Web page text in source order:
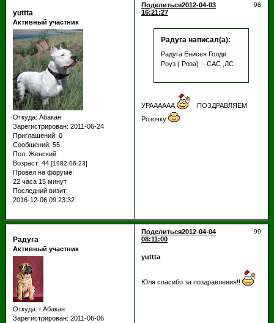
Поделиться 98
2012-04-03
16:21:27
yuttta
Активный участник
Откуда: Абакан
Зарегистрирован: 2011-06-24
Приглашений: 0
Сообщений: 55
Пол: Женский
Возраст: 44 [1982-06-23]
Провел на форуме:
22 часа 15 минут
Последний визит:
2016-12-06 09:23:32
Радуга написал(а):
Радуга Енисея Голди
Роуз ( Роза) - САС ,ЛС
УРАААААА
ПОЗДРАВЛЯЕМ
Розочку
Поделиться 99
2012-04-04
08:11:00
Радуга
Активный участник
Откуда: г.Абакан
Зарегистрирован: 2011-06-06
yuttta
Юля спасибо за поздравления!!